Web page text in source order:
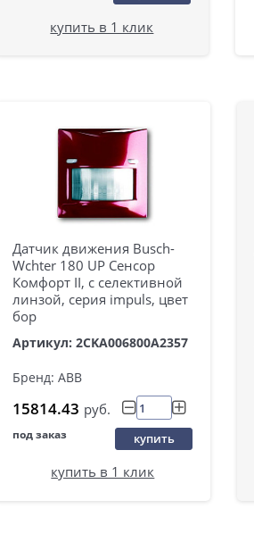
купить в 1 клик
Датчик движения Busch-
Wchter 180 UP Сенсор
Комфорт II, с селективной
линзой, серия impuls, цвет
бор
Артикул: 2CKA006800A2357
Бренд: ABB
15814.43 руб.
под заказ купить
купить в 1 клик